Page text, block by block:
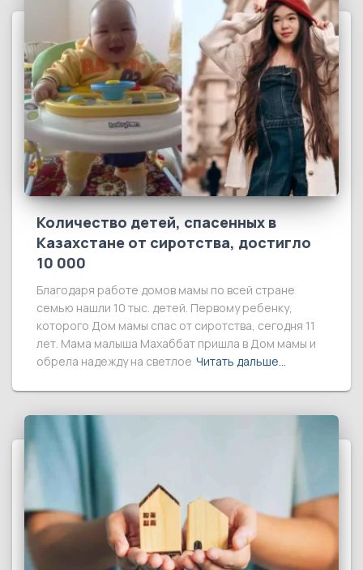
Количество детей, спасенных в
Казахстане от сиротства, достигло
10 000
Благодаря работе домов мамы по всей стране
семью нашли 10 тыс. детей. Первому ребенку,
которого Дом мамы спас от сиротства, сегодня 11
лет. Мама малыша Махаббат пришла в Дом мамы и
обрела надежду на светлое Читать дальше…